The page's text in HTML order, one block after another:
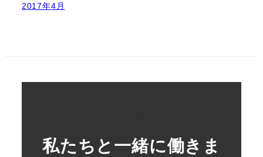
2017年4月
私たちと一緒に働きま